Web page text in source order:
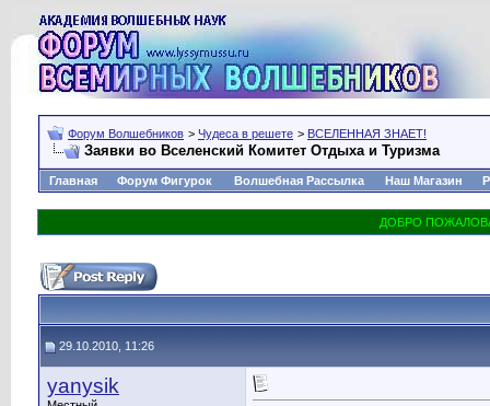
Форум Волшебников > Чудеса в решете > ВСЕЛЕННАЯ ЗНАЕТ!
Заявки во Вселенский Комитет Отдыха и Туризма
Главная Форум Фигурок Волшебная Рассылка Наш Магазин
29.10.2010, 11:26
yanysik